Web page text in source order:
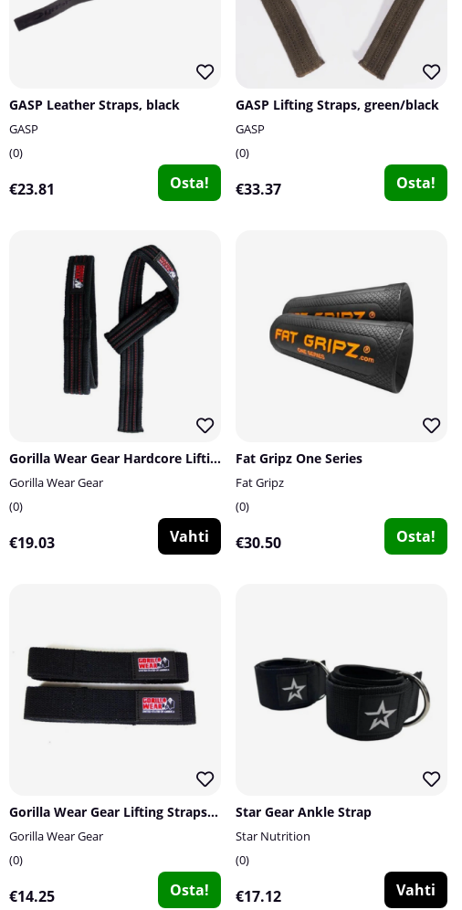
GASP Leather Straps, black
GASP
0
€23.81 Osta!
GASP Lifting Straps, green/black
GASP
0
€33.37 Osta!
Gorilla Wear Gear Hardcore Lifting Straps, black/red
Gorilla Wear Gear
0
€19.03 Vahti
Fat Gripz One Series
Fat Gripz
0
€30.50 Osta!
Gorilla Wear Gear Lifting Straps, black
Gorilla Wear Gear
0
€14.25 Osta!
Star Gear Ankle Strap
Star Nutrition
0
€17.12 Vahti